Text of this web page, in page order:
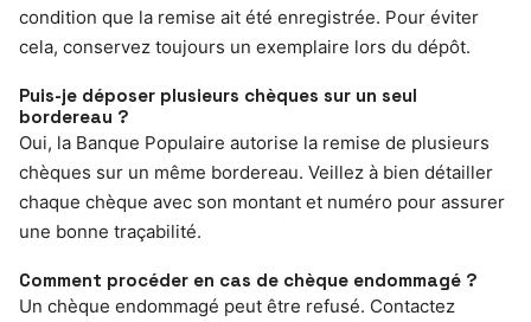
condition que la remise ait été enregistrée. Pour éviter
cela, conservez toujours un exemplaire lors du dépôt.
Puis-je déposer plusieurs chèques sur un seul
bordereau ?
Oui, la Banque Populaire autorise la remise de plusieurs
chèques sur un même bordereau. Veillez à bien détailler
chaque chèque avec son montant et numéro pour assurer
une bonne traçabilité.
Comment procéder en cas de chèque endommagé ?
Un chèque endommagé peut être refusé. Contactez